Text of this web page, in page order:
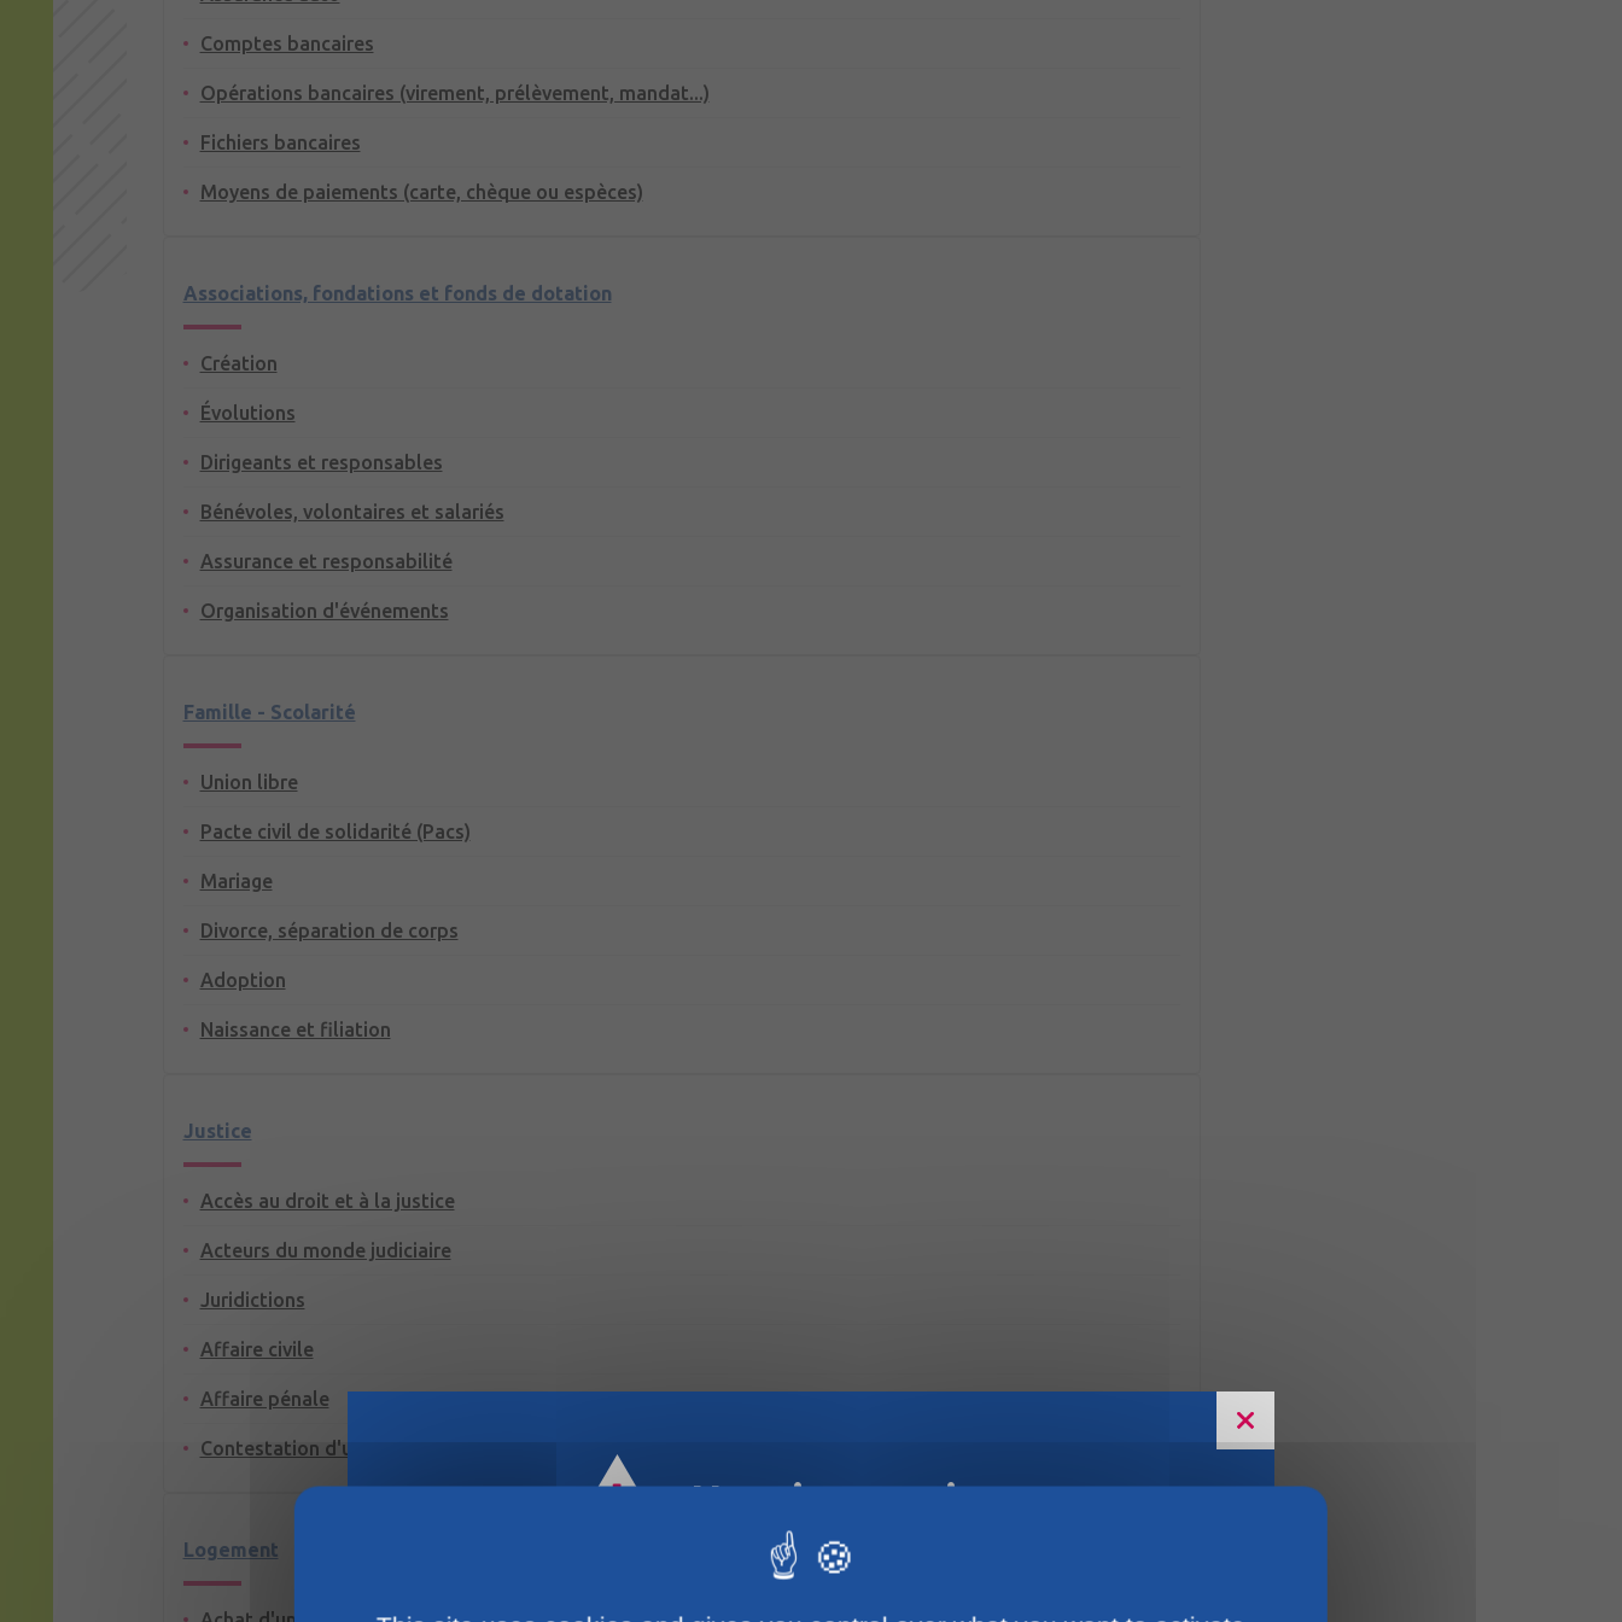
Comptes bancaires
Opérations bancaires (virement, prélèvement, mandat...)
Fichiers bancaires
Moyens de paiements (carte, chèque ou espèces)
Associations, fondations et fonds de dotation
Création
Évolutions
Dirigeants et responsables
Bénévoles, volontaires et salariés
Assurance et responsabilité
Organisation d'événements
Famille - Scolarité
Union libre
Pacte civil de solidarité (Pacs)
Mariage
Divorce, séparation de corps
Adoption
Naissance et filiation
Justice
Accès au droit et à la justice
Acteurs du monde judiciaire
Juridictions
Affaire civile
Affaire pénale
Contestation d'un jugement
Logement
Horaires estivaux